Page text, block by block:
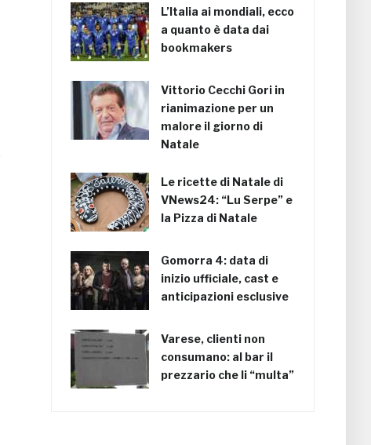
L’Italia ai mondiali, ecco
a quanto è data dai
bookmakers
Vittorio Cecchi Gori in
rianimazione per un
malore il giorno di
Natale
Le ricette di Natale di
VNews24: “Lu Serpe” e
la Pizza di Natale
Gomorra 4: data di
inizio ufficiale, cast e
anticipazioni esclusive
Varese, clienti non
consumano: al bar il
prezzario che li “multa”